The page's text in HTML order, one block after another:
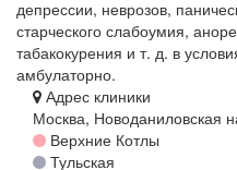
депрессии, неврозов,
старческого слабоумия,
табакокурения и т. д. в
амбулаторно.
Адрес клиники
Москва, Новоданиловская
Верхние Котлы
Тульская